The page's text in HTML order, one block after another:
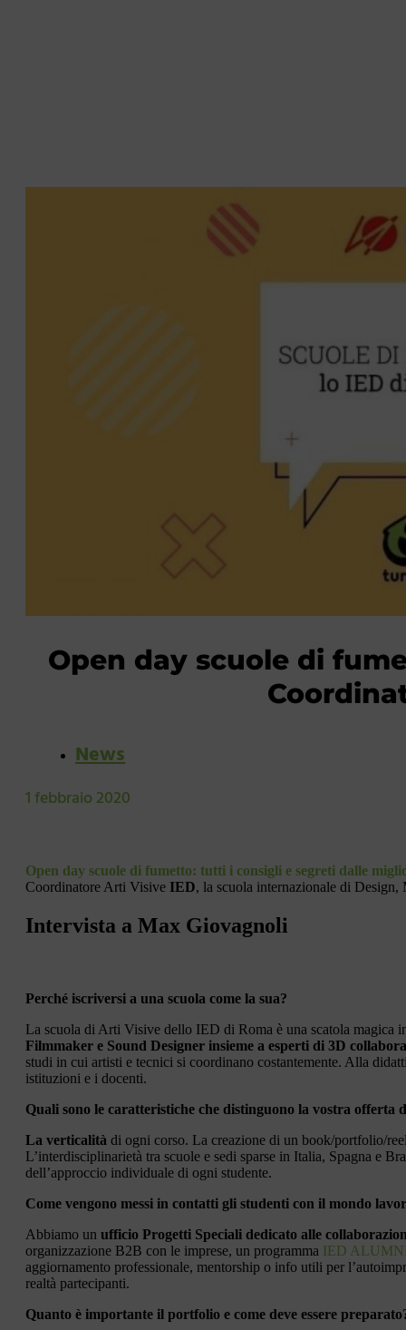
Open day scuole di
News
1 febbraio 2020
Open day scuole di fumetto: tutti i consigli e segreti dalle
Coordinatore Arti Visive IED, la scuola internazionale di
Intervista a Max Giovagnoli
Perché iscriversi a una scuola come la sua?
La scuola di Arti Visive dello IED di Roma è una scatola magica
Filmmaker e Sound Designer insieme a esperti di 3D
studi in cui artisti e tecnici si coordinano costantemente. Alla
istituzioni e i docenti.
Quali sono le caratteristiche che distinguono la vostra offerta
La verticalità di ogni corso. La creazione di un book/portfolio/
L’interdisciplinarietà tra scuole e sedi sparse in Italia, Spagna e
dell’approccio individuale di ogni studente.
Come vengono messi in contatti gli studenti con il mondo
Abbiamo un ufficio Progetti Speciali dedicato alle
organizzazione B2B con le imprese, un programma IED
aggiornamento professionale, mentorship o info utili per
realtà partecipanti.
Quanto è importante il portfolio e come deve essere